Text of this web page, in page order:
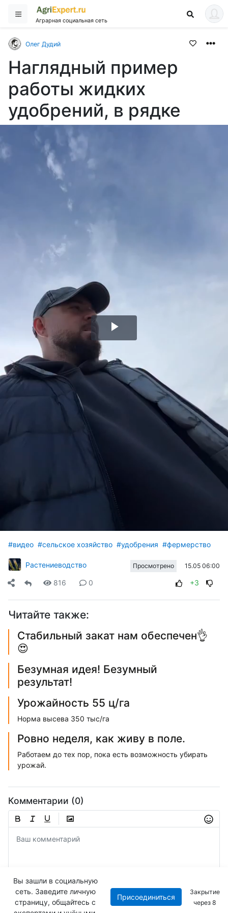
Аграрная социальная сеть
Олег Дудий
Наглядный пример
работы жидких
удобрений, в рядке
Воспроизвести
видео
#видео #сельское хозяйство #удобрения #фермерство
Растениеводство Просмотрено 15.05 06:00
816 0 +3
Читайте также:
Стабильный закат нам обеспечен👌
😍
Безумная идея! Безумный
результат!
Урожайность 55 ц/га
Норма высева 350 тыс/га
Ровно неделя, как живу в поле.
Работаем до тех пор, пока есть возможность убирать
урожай.
Комментарии (0)
Отправить
Вы зашли в социальную
сеть. Заведите личную
страницу, общайтесь с
Присоединиться
Закрытие
через 8